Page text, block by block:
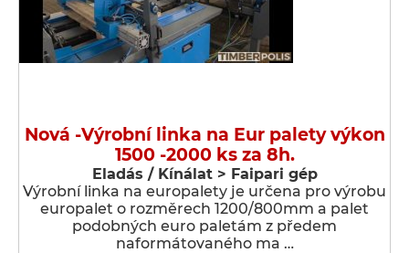
Nová -Výrobní linka na Eur palety výkon
1500 -2000 ks za 8h.
Eladás / Kínálat > Faipari gép
Výrobní linka na europalety je určena pro výrobu
europalet o rozměrech 1200/800mm a palet
podobných euro paletám z předem
naformátovaného ma …